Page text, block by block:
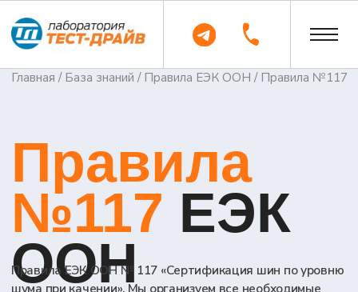
№117ЕЭК
ООН
Правила ЕЭК ООН № 117 «Cертификация шин по уровню
шума при качении». Мы организуем все необходимые
испытания и оформим официальные сообщения по
Правилам ЕЭК ООН №117 (серия поправок 02),
подтверждая соответствие шин классов C1, C2 и C3
требованиям к уровню шума при качении,
сопротивлению качению, а для шин класса C1 — также и
к сцеплению с мокрой поверхностью